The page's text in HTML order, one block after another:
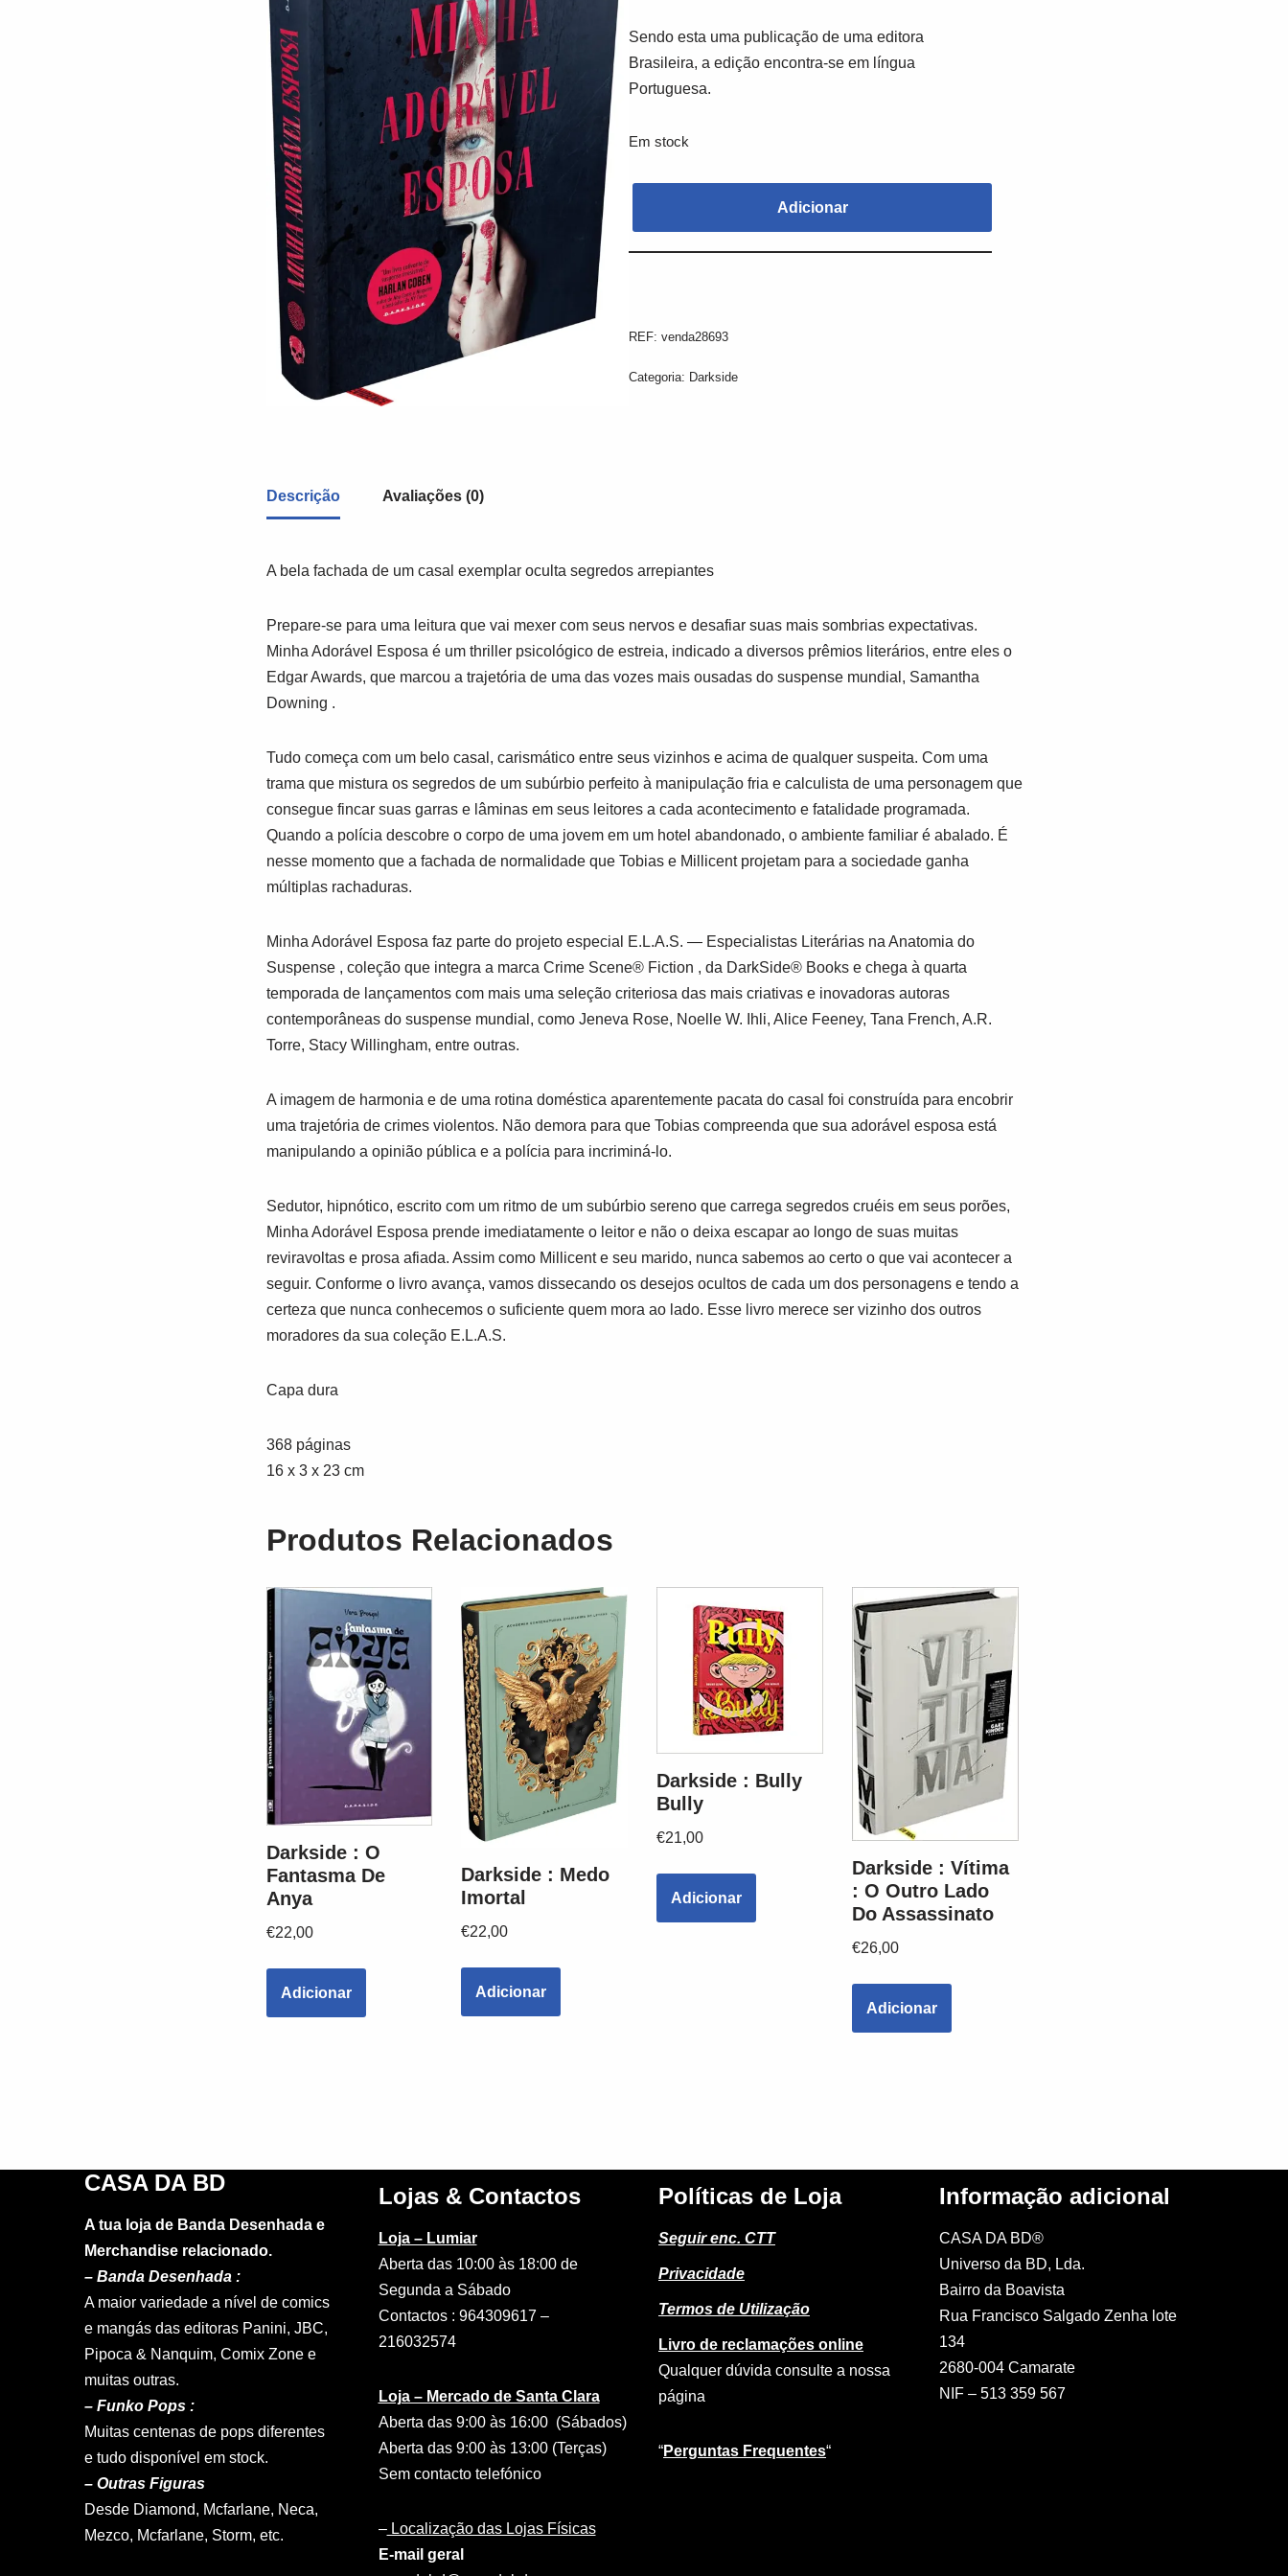
Sendo esta uma publicação de uma editora
Brasileira, a edição encontra-se em língua
Portuguesa.
Em stock
Adicionar
REF:venda28693
Categoria: Darkside
Descrição Avaliações (0)
A bela fachada de um casal exemplar oculta segredos arrepiantes
Prepare-se para uma leitura que vai mexer com seus nervos e desafiar suas mais sombrias expectativas.
Minha Adorável Esposa é um thriller psicológico de estreia, indicado a diversos prêmios literários, entre eles o
Edgar Awards, que marcou a trajetória de uma das vozes mais ousadas do suspense mundial, Samantha
Downing .
Tudo começa com um belo casal, carismático entre seus vizinhos e acima de qualquer suspeita. Com uma
trama que mistura os segredos de um subúrbio perfeito à manipulação fria e calculista de uma personagem que
consegue fincar suas garras e lâminas em seus leitores a cada acontecimento e fatalidade programada.
Quando a polícia descobre o corpo de uma jovem em um hotel abandonado, o ambiente familiar é abalado. É
nesse momento que a fachada de normalidade que Tobias e Millicent projetam para a sociedade ganha
múltiplas rachaduras.
Minha Adorável Esposa faz parte do projeto especial
E.L.A.S. ― Especialistas Literárias na Anatomia do
Suspense, coleção que integra a marca Crime Scene® Fiction , da DarkSide® Bookse chega à quarta
temporada de lançamentos com mais uma seleção criteriosa das mais criativas e inovadoras autoras
contemporâneas do suspense mundial, como Jeneva Rose, Noelle W. Ihli, Alice Feeney, Tana French, A.R.
Torre, Stacy Willingham, entre outras.
A imagem de harmonia e de uma rotina doméstica aparentemente pacata do casal foi construída para encobrir
uma trajetória de crimes violentos. Não demora para que Tobias compreenda que sua adorável esposa está
manipulando a opinião pública e a polícia para incriminá-lo.
Sedutor, hipnótico, escrito com um ritmo de um subúrbio sereno que carrega segredos cruéis em seus porões,
Minha Adorável Esposa prende imediatamente o leitor e não o deixa escapar ao longo de suas muitas
reviravoltas e prosa afiada. Assim como Millicent e seu marido, nunca sabemos ao certo o que vai acontecer a
seguir. Conforme o livro avança, vamos dissecando os desejos ocultos de cada um dos personagens e tendo a
certeza que nunca conhecemos o suficiente quem mora ao lado. Esse livro merece ser vizinho dos outros
moradores da sua coleção E.L.A.S.
Capa dura
368 páginas
16 x 3 x 23 cm
Produtos Relacionados
Darkside : O
Fantasma De
Anya
€22,00
Adicionar
Darkside : Medo
Imortal
€22,00
Adicionar
Darkside : Bully
Bully
€21,00
Adicionar
Darkside : Vítima
: O Outro Lado
Do Assassinato
€26,00
Adicionar
CASA DA BD
A tua loja de Banda Desenhada e
Merchandise relacionado.
– Banda Desenhada :
A maior variedade a nível de comics
e mangás das editoras Panini, JBC,
Pipoca & Nanquim, Comix Zone e
muitas outras.
– Funko Pops :
Muitas centenas de pops diferentes
e tudo disponível em stock.
– Outras Figuras
Desde Diamond, Mcfarlane, Neca,
Mezco, Mcfarlane, Storm, etc.
Lojas & Contactos
Loja – Lumiar
Aberta das 10:00 às 18:00 de
Segunda a Sábado
Contactos : 964309617 –
216032574
Loja – Mercado de Santa Clara
Aberta das 9:00 às 16:00 (Sábados)
Aberta das 9:00 às 13:00 (Terças)
Sem contacto telefónico
–Localização das Lojas Físicas
E-mail geral
Políticas de Loja
Seguir enc. CTT
Privacidade
Termos de Utilização
Livro de reclamações online
Qualquer dúvida consulte a nossa
página
“Perguntas Frequentes“
Informação adicional
CASA DA BD®
Universo da BD, Lda.
Bairro da Boavista
Rua Francisco Salgado Zenha lote
134
2680-004 Camarate
NIF – 513 359 567